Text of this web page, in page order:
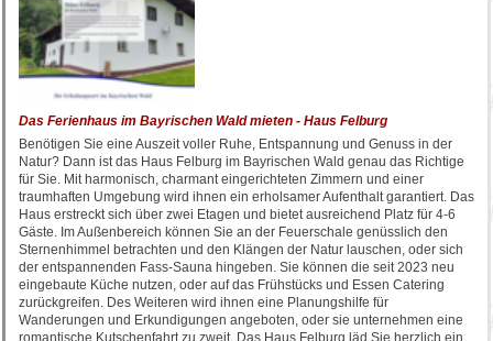
Das Ferienhaus im Bayrischen Wald mieten - Haus Felburg
Benötigen Sie eine Auszeit voller Ruhe, Entspannung und Genuss in der
Natur? Dann ist das Haus Felburg im Bayrischen Wald genau das Richtige
für Sie. Mit harmonisch, charmant eingerichteten Zimmern und einer
traumhaften Umgebung wird ihnen ein erholsamer Aufenthalt garantiert. Das
Haus erstreckt sich über zwei Etagen und bietet ausreichend Platz für 4-6
Gäste. Im Außenbereich können Sie an der Feuerschale genüsslich den
Sternenhimmel betrachten und den Klängen der Natur lauschen, oder sich
der entspannenden Fass-Sauna hingeben. Sie können die seit 2023 neu
eingebaute Küche nutzen, oder auf das Frühstücks und Essen Catering
zurückgreifen. Des Weiteren wird ihnen eine Planungshilfe für
Wanderungen und Erkundigungen angeboten, oder sie unternehmen eine
romantische Kutschenfahrt zu zweit. Das Haus Felburg läd Sie herzlich ein.